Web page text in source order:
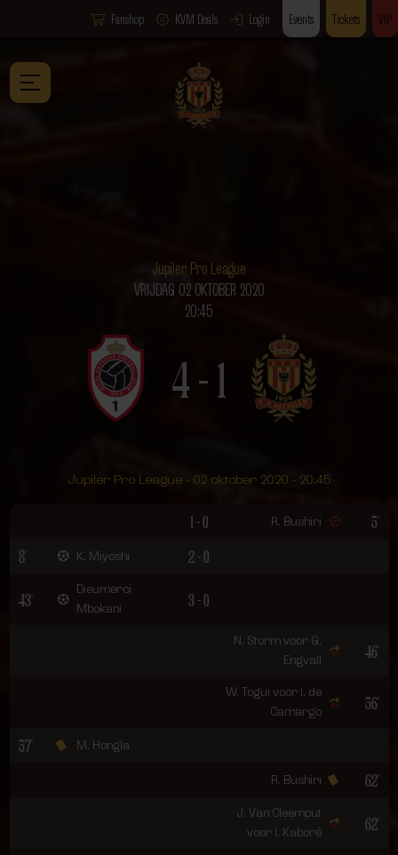
Fanshop KVM Deals Login Events Tickets VIP
Jupiler Pro League
VRIJDAG 02 OKTOBER 2020
20:45
4 - 1
Jupiler Pro League - 02 oktober 2020 - 20:45
1 - 0 5'
R. Bushiri
8' K. Miyoshi 2 - 0
43'
Dieumerci
Mbokani
3 - 0
46'
N. Storm voor G.
Engvall
56'
W. Togui voor I. de
Camargo
57' M. Hongla
62'
R. Bushiri
62'
J. Van Cleemput
voor I. Kaboré